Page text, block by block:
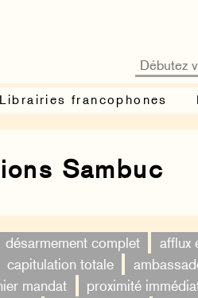
Librairies francophones
Sambuc
désarmement complet
afflux
capitulation totale
mandat
proximité